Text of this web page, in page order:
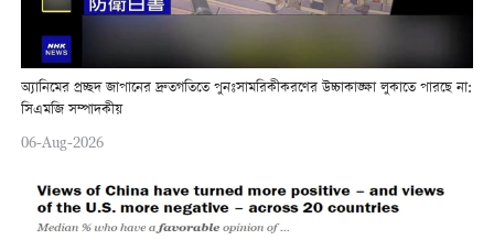
অ্যানিমের প্রচ্ছদ জাপানের দ্রুতগতিতে পুনঃসামরিকীকরণের উচ্চাকাঙ্ক্ষা লুকাতে পারছে না:
সিএমজি সম্পাদকীয়
06-Aug-2026